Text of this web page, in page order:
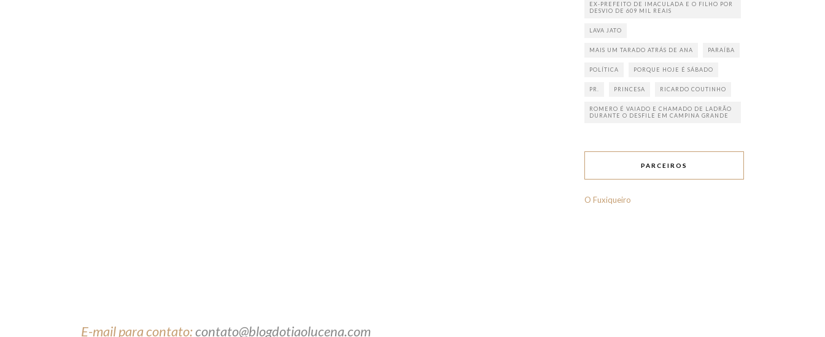
EX-PREFEITO DE IMACULADA E O FILHO POR
DESVIO DE 609 MIL REAIS
LAVA JATO
MAIS UM TARADO ATRÁS DE ANA PARAÍBA
POLÍTICA PORQUE HOJE É SÁBADO
PR. PRINCESA RICARDO COUTINHO
ROMERO É VAIADO E CHAMADO DE LADRÃO
DURANTE O DESFILE EM CAMPINA GRANDE
PARCEIROS
O Fuxiqueiro
E-mail para contato:contato@blogdotiaolucena.com